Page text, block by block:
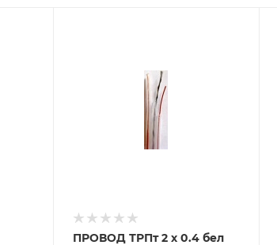
ПРОВОД ТРПт 2 х 0.4 бел